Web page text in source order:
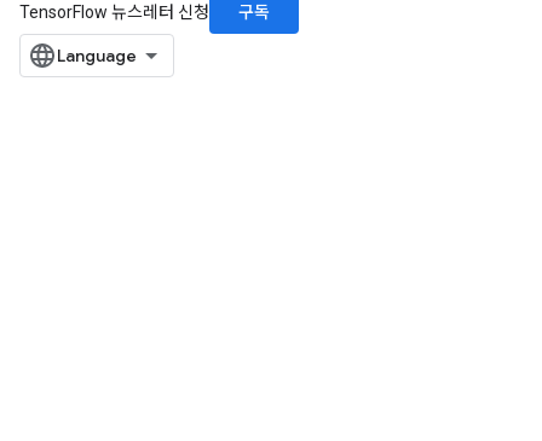
TensorFlow 뉴스레터 신청
구독